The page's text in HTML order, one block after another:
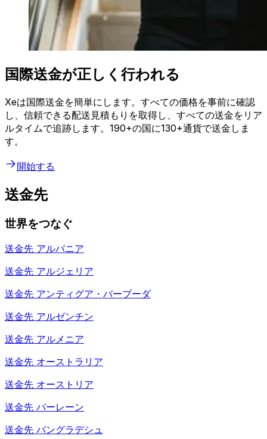
国際送金が正しく行われる
Xeは国際送金を簡単にします。すべての価格を事前に確認
し、信頼できる配送見積もりを取得し、すべての送金をリア
ルタイムで追跡します。190+の国に130+通貨で送金しま
す。
開始する
送金先
世界をつなぐ
送金先 アルバニア
送金先 アルジェリア
送金先 アンティグア・バーブーダ
送金先 アルゼンチン
送金先 アルメニア
送金先 オーストラリア
送金先 オーストリア
送金先 バーレーン
送金先 バングラデシュ